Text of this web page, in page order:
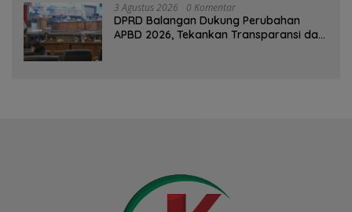
3 Agustus 2026 0 Komentar
DPRD Balangan Dukung Perubahan
APBD 2026, Tekankan Transparansi dan